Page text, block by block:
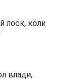
лоск, коли
влади,